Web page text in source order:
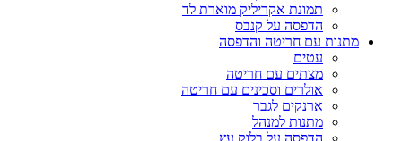
תמונת אקריליק מוארת לד
הדפסה על קנבס
מתנות עם חריטה והדפסה
עטים
מצתים עם חריטה
אולרים וסכינים עם חריטה
ארנקים לגבר
מתנות למנהל
הדפסה על בלוק עץ